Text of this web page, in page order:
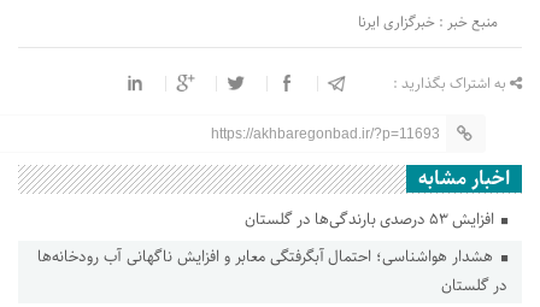
منبع خبر : خبرگزاری ایرنا
به اشتراک بگذارید :
https://akhbaregonbad.ir/?p=11693
اخبار مشابه
افزایش ۵۳ درصدی بارندگی‌ها در گلستان
هشدار هواشناسی؛ احتمال آبگرفتگی معابر و افزایش ناگهانی آب رودخانه‌ها
در گلستان